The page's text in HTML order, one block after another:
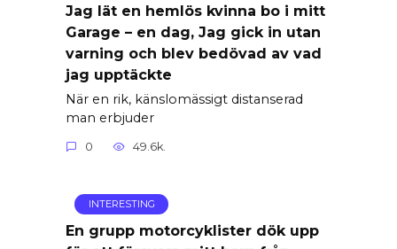
Jag lät en hemlös kvinna bo i mitt
Garage – en dag, Jag gick in utan
varning och blev bedövad av vad
jag upptäckte
När en rik, känslomässigt distanserad
man erbjuder
0 49.6k.
INTERESTING
En grupp motorcyklister dök upp